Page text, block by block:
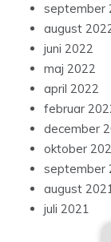
september
august
juni 2022
maj 2022
april 2022
februar
december
oktober
september
august
juli 2021